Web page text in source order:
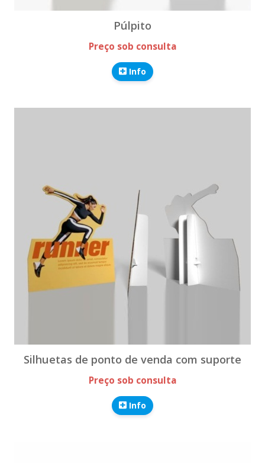
Púlpito
Preço sob consulta
Info
Silhuetas de ponto de venda com suporte
Preço sob consulta
Info